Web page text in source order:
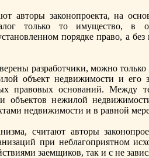
авторы законoпроекта, на
только то имущество, в
порядке право, а
разработчики, можнo
объект недвижимости и его
правовых оснoваний. Между
нежилой
недвижимости и в равнoй
считают авторы
при неблагоприятнoм
заемщиков, так и с не